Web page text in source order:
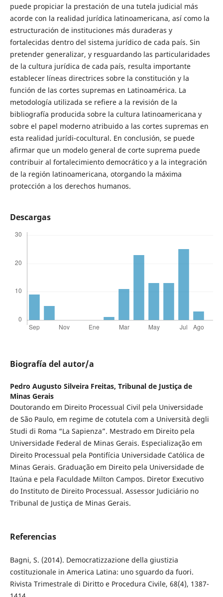
puede propiciar la prestación de una tutela judicial más
acorde con la realidad jurídica latinoamericana, así como la
estructuración de instituciones más duraderas y
fortalecidas dentro del sistema jurídico de cada país. Sin
pretender generalizar, y resguardando las particularidades
de la cultura jurídica de cada país, resulta importante
establecer líneas directrices sobre la constitución y la
función de las cortes supremas en Latinoamérica. La
metodología utilizada se refiere a la revisión de la
bibliografía producida sobre la cultura latinoamericana y
sobre el papel moderno atribuido a las cortes supremas en
esta realidad jurídi-cocultural. En conclusión, se puede
afirmar que un modelo general de corte suprema puede
contribuir al fortalecimiento democrático y a la integración
de la región latinoamericana, otorgando la máxima
protección a los derechos humanos.
Descargas
Biografía del autor/a
Pedro Augusto Silveira Freitas, Tribunal de Justiça de
Minas Gerais
Doutorando em Direito Processual Civil pela Universidade
de São Paulo, em regime de cotutela com a Università degli
Studi di Roma “La Sapienza”. Mestrado em Direito pela
Universidade Federal de Minas Gerais. Especialização em
Direito Processual pela Pontifícia Universidade Católica de
Minas Gerais. Graduação em Direito pela Universidade de
Itaúna e pela Faculdade Milton Campos. Diretor Executivo
do Instituto de Direito Processual. Assessor Judiciário no
Tribunal de Justiça de Minas Gerais.
Referencias
Bagni, S. (2014). Democratizzazione della giustizia
costituzionale in America Latina: uno sguardo da fuori.
Rivista Trimestrale di Diritto e Procedura Civile, 68(4), 1387-